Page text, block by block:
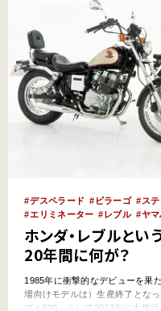
デスペラード ビラーゴ ス
エリミネーター
レブル ヤマ
ホンダ・レブルとい
20年間に何が？
1985年に衝撃的なデビューを果
場向けモデルは）生産終了とな
ブル500」として2017年に大復